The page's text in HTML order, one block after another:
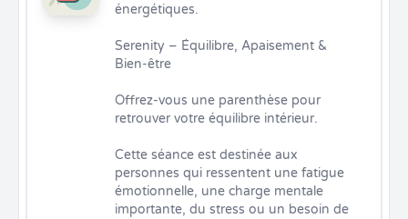
énergétiques.
Serenity – Équilibre, Apaisement &
Bien-être
Offrez-vous une parenthèse pour
retrouver votre équilibre intérieur.
Cette séance est destinée aux
personnes qui ressentent une fatigue
émotionnelle, une charge mentale
importante, du stress ou un besoin de